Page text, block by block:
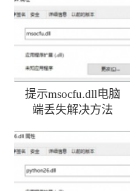
提示msocfu.dll电脑
端丢失解决方法